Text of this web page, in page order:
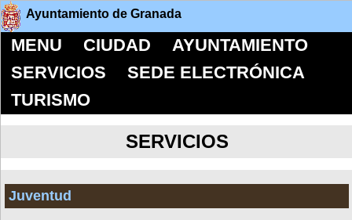
Ayuntamiento de Granada
MENU CIUDAD
AYUNTAMIENTO
SERVICIOS
SEDE ELECTRÓNICA
TURISMO
SERVICIOS
Juventud